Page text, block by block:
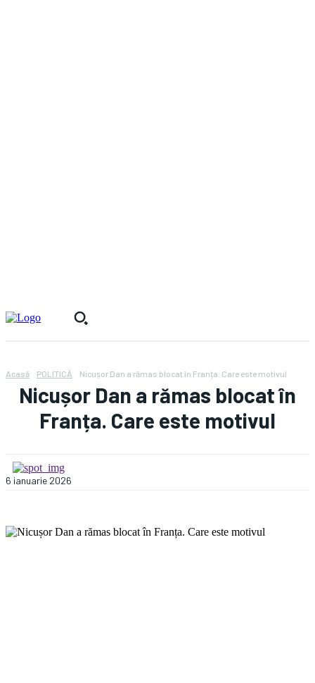
Acasă POLITICĂ Nicușor Dan a rămas blocat în Franța. Care este motivul
Nicușor Dan a rămas blocat în
Franța. Care este motivul
6 ianuarie 2026